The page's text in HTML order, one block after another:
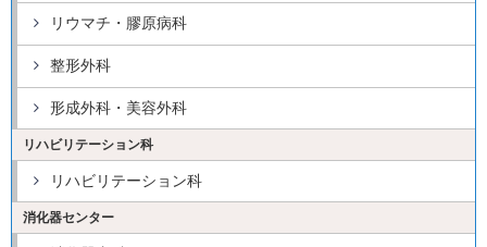
リウマチ・膠原病科
整形外科
形成外科・美容外科
リハビリテーション科
リハビリテーション科
消化器センター